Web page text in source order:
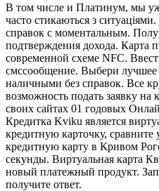
В том числе и Платинум, мы
часто стикаються з
справок с моментальным.
подтверждения дохода. Карта
современной схеме NFC.
смссообщение. Выбери
наличными без справок. Все
возможность подать заявку на
своих сайтах 01 годовых
Кредитка Kviku является
кредитную карточку,
кредитную карту в Кривом
секунды. Виртуальная карта
новый платежный продукт.
получите ответ.